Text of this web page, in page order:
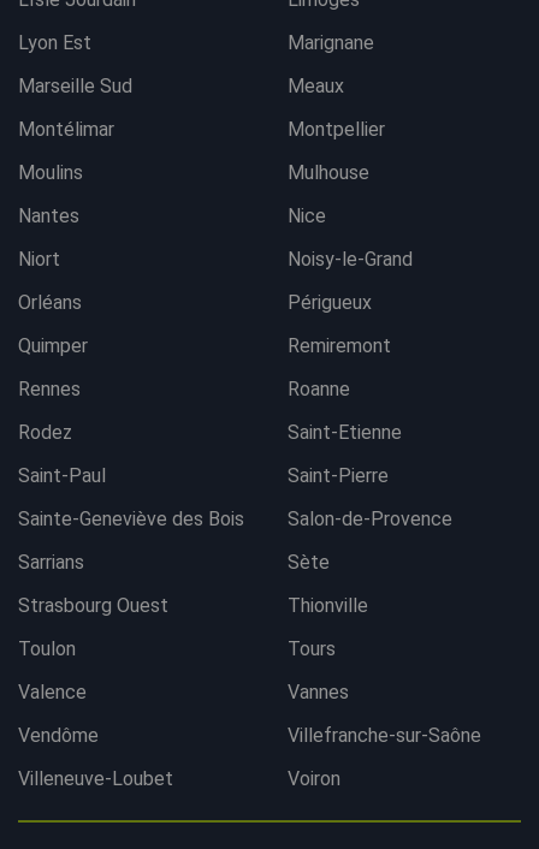
Lyon Est
Marignane
Marseille Sud
Meaux
Montélimar
Montpellier
Moulins
Mulhouse
Nantes
Nice
Niort
Noisy-le-Grand
Orléans
Périgueux
Quimper
Remiremont
Rennes
Roanne
Rodez
Saint-Etienne
Saint-Paul
Saint-Pierre
Sainte-Geneviève des Bois
Salon-de-Provence
Sarrians
Sète
Strasbourg Ouest
Thionville
Toulon
Tours
Valence
Vannes
Vendôme
Villefranche-sur-Saône
Villeneuve-Loubet
Voiron